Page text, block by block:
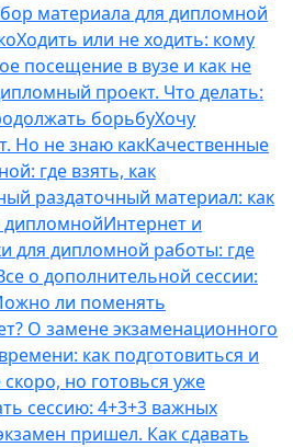
материала для дипломной
Ходить или не ходить: кому
посещение в вузе и как не
проект. Что делать:
борьбуХочу
Но не знаю какКачественные
где взять, как
раздаточный материал: как
Интернет и
для дипломной работы: где
о дополнительной сессии:
ли поменять
О замене экзаменационного
как подготовиться и
но готовься уже
сессию: 4+3+3 важных
пришел. Как сдавать